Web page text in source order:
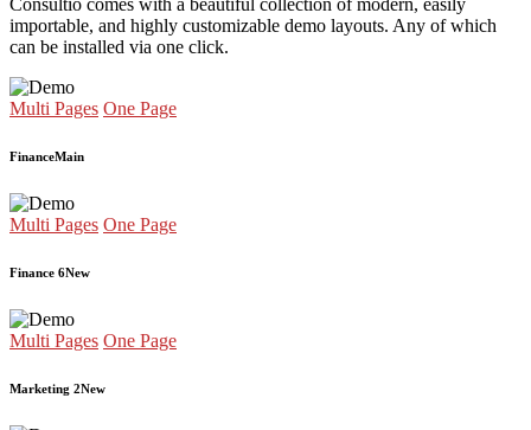
Consultio comes with a beautiful collection of modern, easily
importable, and highly customizable demo layouts. Any of which
can be installed via one click.
Multi Pages One Page
FinanceMain
Multi Pages One Page
Finance 6New
Multi Pages One Page
Marketing 2New